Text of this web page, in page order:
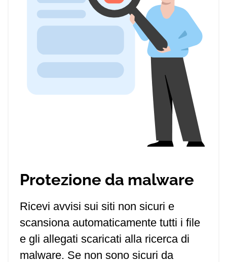
Protezione da malware
Ricevi avvisi sui siti non sicuri e
scansiona automaticamente tutti i file
e gli allegati scaricati alla ricerca di
malware. Se non sono sicuri da